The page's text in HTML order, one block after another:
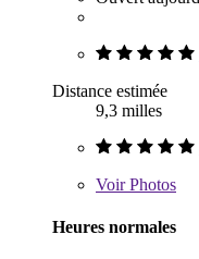
Distance estimée
9,3 milles
VoirPhotos
Heures normales